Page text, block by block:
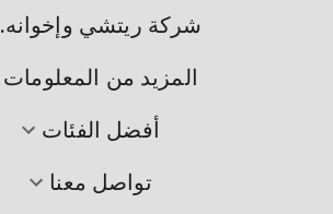
شركة ريتشي وإخوانه.
المزيد من المعلومات
أفضل الفئات
تواصل معنا